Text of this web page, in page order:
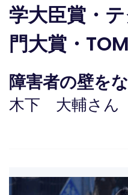
学大臣賞・
門大賞・
障害者の壁を
木下 大輔さん